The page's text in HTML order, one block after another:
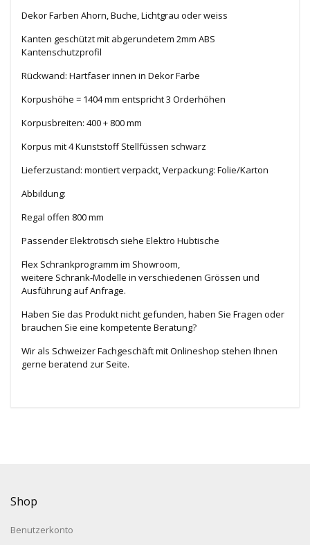
Dekor Farben Ahorn, Buche, Lichtgrau oder weiss
Kanten geschützt mit abgerundetem 2mm ABS
Kantenschutzprofil
Rückwand: Hartfaser innen in Dekor Farbe
Korpushöhe = 1404 mm entspricht 3 Orderhöhen
Korpusbreiten: 400 + 800 mm
Korpus mit 4 Kunststoff Stellfüssen schwarz
Lieferzustand: montiert verpackt, Verpackung: Folie/Karton
Abbildung:
Regal offen 800 mm
Passender Elektrotisch siehe Elektro Hubtische
Flex Schrankprogramm im Showroom,
weitere Schrank-Modelle in verschiedenen Grössen und
Ausführung auf Anfrage.
Haben Sie das Produkt nicht gefunden, haben Sie Fragen oder
brauchen Sie eine kompetente Beratung?
Wir als Schweizer Fachgeschäft mit Onlineshop stehen Ihnen
gerne beratend zur Seite.
Shop
Benutzerkonto